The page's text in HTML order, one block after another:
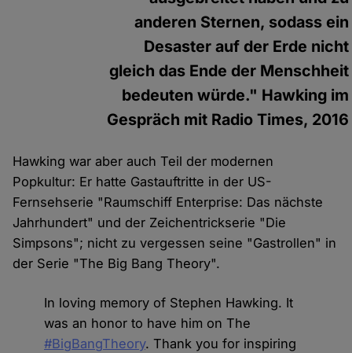
anderen Sternen, sodass ein
Desaster auf der Erde nicht
gleich das Ende der Menschheit
bedeuten würde." Hawking im
Gespräch mit Radio Times, 2016
Hawking war aber auch Teil der modernen
Popkultur: Er hatte Gastauftritte in der US-
Fernsehserie "Raumschiff Enterprise: Das nächste
Jahrhundert" und der Zeichentrickserie "Die
Simpsons"; nicht zu vergessen seine "Gastrollen" in
der Serie "The Big Bang Theory".
In loving memory of Stephen Hawking. It
was an honor to have him on The
#BigBangTheory. Thank you for inspiring